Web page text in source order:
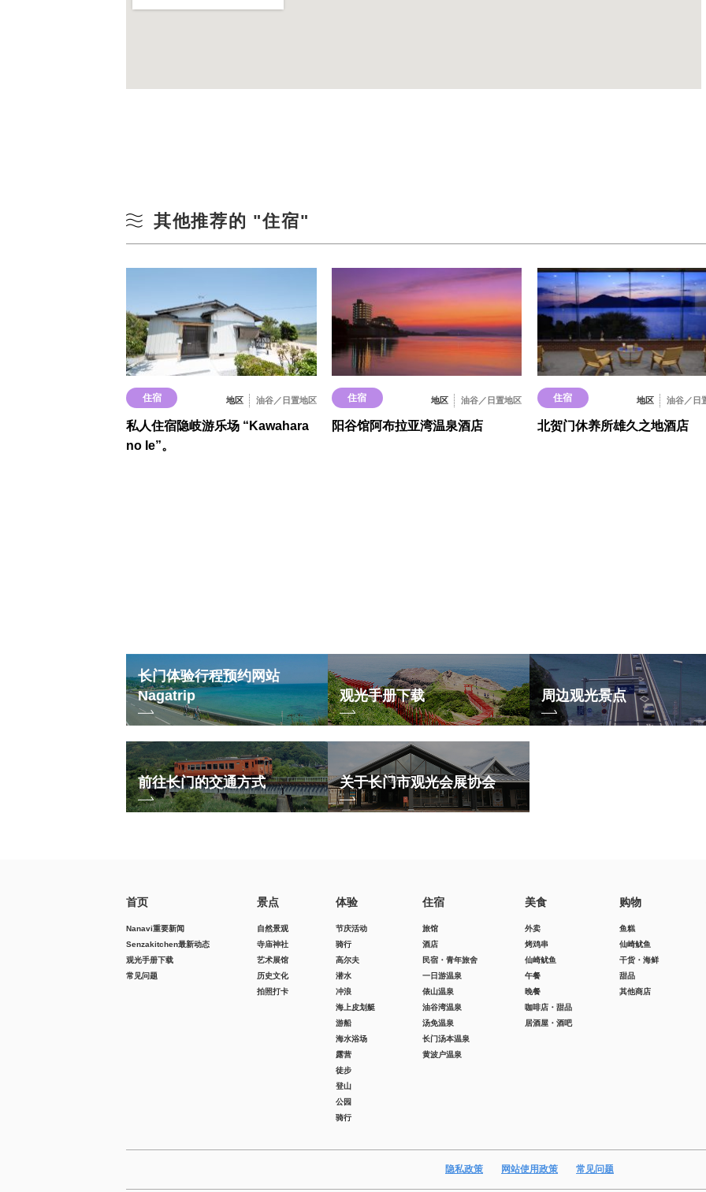
其他推荐的 "住宿"
住宿 地区 油谷／日置地区
私人住宿隐岐游乐场 “Kawahara
no Ie”。
住宿 地区 油谷／日置地区
阳谷馆阿布拉亚湾温泉酒店
住宿 地区 油谷／日
北贺门休养所雄久之地酒店
长门体验行程预约网站
Nagatrip
观光手册下载 周边观光景点
前往长门的交通方式 关于长门市观光会展协会
首页
Nanavi重要新闻
Senzakitchen最新动态
观光手册下载
常见问题
景点
自然景观
寺庙神社
艺术展馆
历史文化
拍照打卡
体验
节庆活动
骑行
高尔夫
潜水
冲浪
海上皮划艇
游船
海水浴场
露营
徒步
登山
公园
骑行
住宿
旅馆
酒店
民宿・青年旅舍
一日游温泉
俵山温泉
油谷湾温泉
汤免温泉
长门汤本温泉
黄波户温泉
美食
外卖
烤鸡串
仙崎鱿鱼
午餐
晚餐
咖啡店・甜品
居酒屋・酒吧
购物
鱼糕
仙崎鱿鱼
干货・海鲜
甜品
其他商店
隐私政策 网站使用政策 常见问题